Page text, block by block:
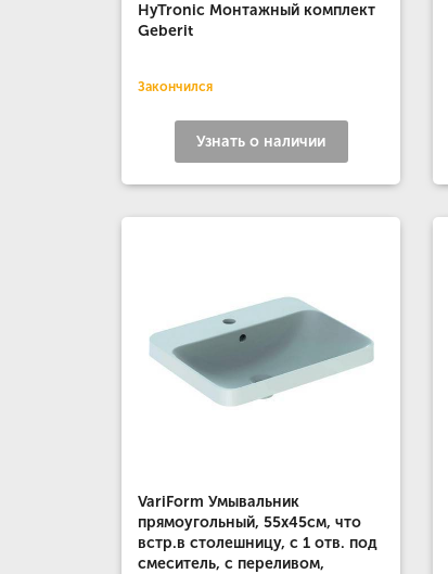
HyTronic Монтажный комплект
Geberit
Закончился
Узнать о наличии
VariForm Умывальник
прямоугольный, 55х45см, что
встр.в столешницу, с 1 отв. под
смеситель, с переливом,